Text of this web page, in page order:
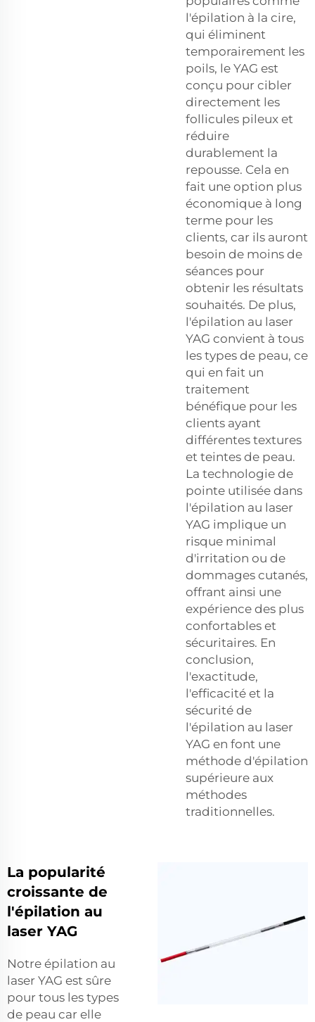
l'épilation à la cire,
qui éliminent
temporairement les
poils, le YAG est
conçu pour cibler
directement les
follicules pileux et
réduire
durablement la
repousse. Cela en
fait une option plus
économique à long
terme pour les
clients, car ils auront
besoin de moins de
séances pour
obtenir les résultats
souhaités. De plus,
l'épilation au laser
YAG convient à tous
les types de peau, ce
qui en fait un
traitement
bénéfique pour les
clients ayant
différentes textures
et teintes de peau.
La technologie de
pointe utilisée dans
l'épilation au laser
YAG implique un
risque minimal
d'irritation ou de
dommages cutanés,
offrant ainsi une
expérience des plus
confortables et
sécuritaires. En
conclusion,
l'exactitude,
l'efficacité et la
sécurité de
l'épilation au laser
YAG en font une
méthode d'épilation
supérieure aux
méthodes
traditionnelles.
La popularité
croissante de
l'épilation au
laser YAG
Notre épilation au
laser YAG est sûre
pour tous les types
de peau car elle